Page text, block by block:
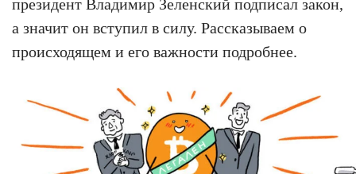
президент Владимир Зеленский подписал закон,
а значит он вступил в силу. Рассказываем о
происходящем и его важности подробнее.